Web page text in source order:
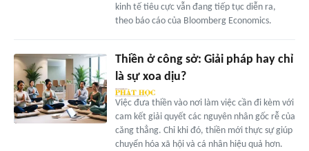
kinh tế tiêu cực vẫn đang tiếp tục diễn ra,
theo báo cáo của Bloomberg Economics.
Thiền ở công sở: Giải pháp hay chỉ
là sự xoa dịu?
Việc đưa thiền vào nơi làm việc cần đi kèm với
cam kết giải quyết các nguyên nhân gốc rễ của
căng thẳng. Chỉ khi đó, thiền mới thực sự giúp
chuyển hóa xã hội và cá nhân hiệu quả hơn.